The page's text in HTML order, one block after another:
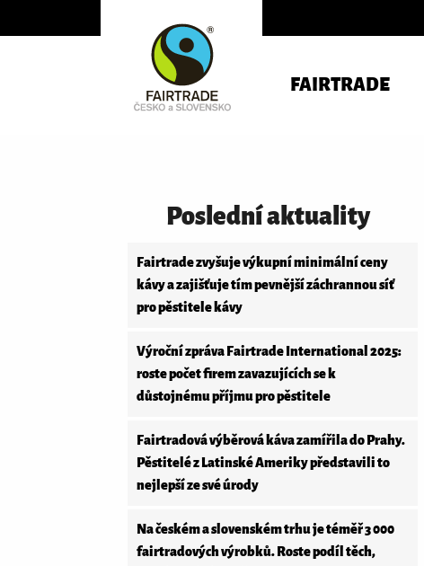
FAIRTRADE
Poslední aktuality
Fairtrade zvyšuje výkupní minimální ceny
kávy a zajišťuje tím pevnější záchrannou síť
pro pěstitele kávy
Výroční zpráva Fairtrade International 2025:
roste počet firem zavazujících se k
důstojnému příjmu pro pěstitele
Fairtradová výběrová káva zamířila do Prahy.
Pěstitelé z Latinské Ameriky představili to
nejlepší ze své úrody
Na českém a slovenském trhu je téměř 3 000
fairtradových výrobků. Roste podíl těch,